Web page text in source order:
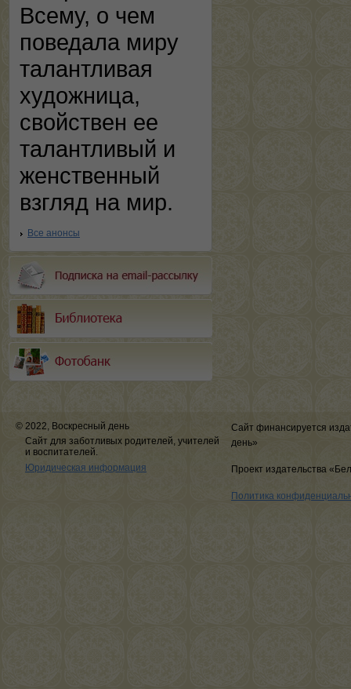
Всему, о чем
поведала миру
талантливая
художница,
свойствен ее
талантливый и
женственный
взгляд на мир.
Все анонсы
© 2022, Воскресный день
Сайт для заботливых родителей, учителей
и воспитателей.
Юридическая информация
Сайт финансируется
день»
Проект издательства
Политика